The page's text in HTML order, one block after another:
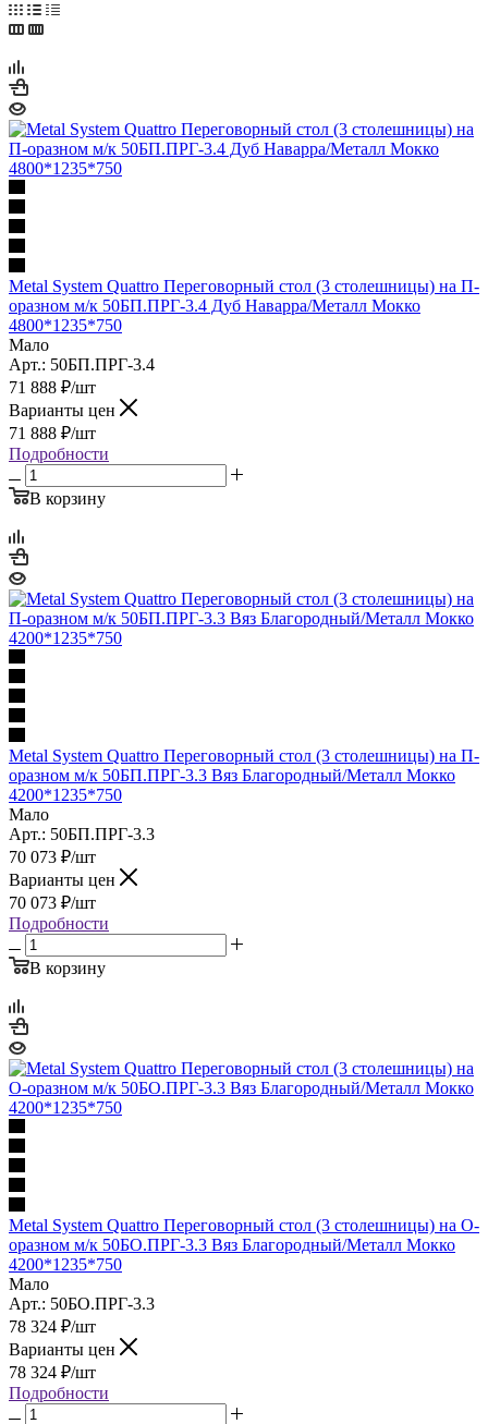
Metal System Quattro Переговорный стол (3 столешницы) на П-
оразном м/к 50БП.ПРГ-3.4 Дуб Наварра/Металл Мокко
4800*1235*750
Мало
Арт.: 50БП.ПРГ-3.4
71 888 ₽/шт
Варианты цен
71 888 ₽/шт
Подробности
В корзину
Metal System Quattro Переговорный стол (3 столешницы) на П-
оразном м/к 50БП.ПРГ-3.3 Вяз Благородный/Металл Мокко
4200*1235*750
Мало
Арт.: 50БП.ПРГ-3.3
70 073 ₽/шт
Варианты цен
70 073 ₽/шт
Подробности
В корзину
Metal System Quattro Переговорный стол (3 столешницы) на О-
оразном м/к 50БО.ПРГ-3.3 Вяз Благородный/Металл Мокко
4200*1235*750
Мало
Арт.: 50БО.ПРГ-3.3
78 324 ₽/шт
Варианты цен
78 324 ₽/шт
Подробности